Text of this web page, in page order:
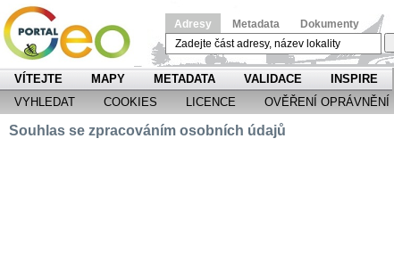
Adresy Metadata Dokumenty
VÍTEJTE MAPY METADATA VALIDACE INSPIRE
VYHLEDAT
COOKIES LICENCE OVĚŘENÍ OPRÁVNĚNÍ
Souhlas se zpracováním osobních údajů